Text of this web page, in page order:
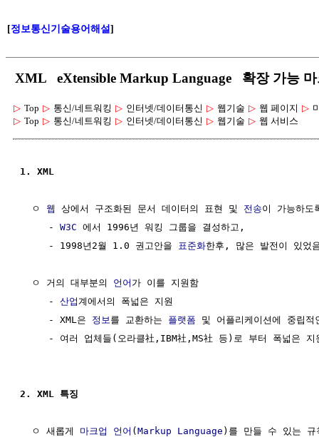
[정보통신기술용어해설]
XML eXtensible Markup Language 확장 가능 마
▷ Top ▷ 통신/네트워킹 ▷ 인터넷/데이터통신 ▷ 웹기술 ▷ 웹 페이지 ▷
▷ Top ▷ 통신/네트워킹 ▷ 인터넷/데이터통신 ▷ 웹기술 ▷ 웹 서비스
1. XML
  ㅇ
웹 상에서 구조화된 문서 데이터의 표현 및 전송이 가능하도
     -
W3C 에서 1996년 워킹 그룹을 결성하고,
     - 1998년2월 1.0 권고안을
표준화한후, 많은 발전이 있었
  ㅇ 거의 대부분의
언어 가 이를 지원함
     -
산업 계에서의 폭넓은 지원
     - XML은
정보 를 교환하는 플랫폼 및 어플리케이션에 중립
- 여러 업체들(오라클社,IBM社,MS社 등)로 부터 폭넓은 지
2. XML 특징
  ㅇ 새롭게
마크업 언어 (Markup Language )를 만들 수 있는